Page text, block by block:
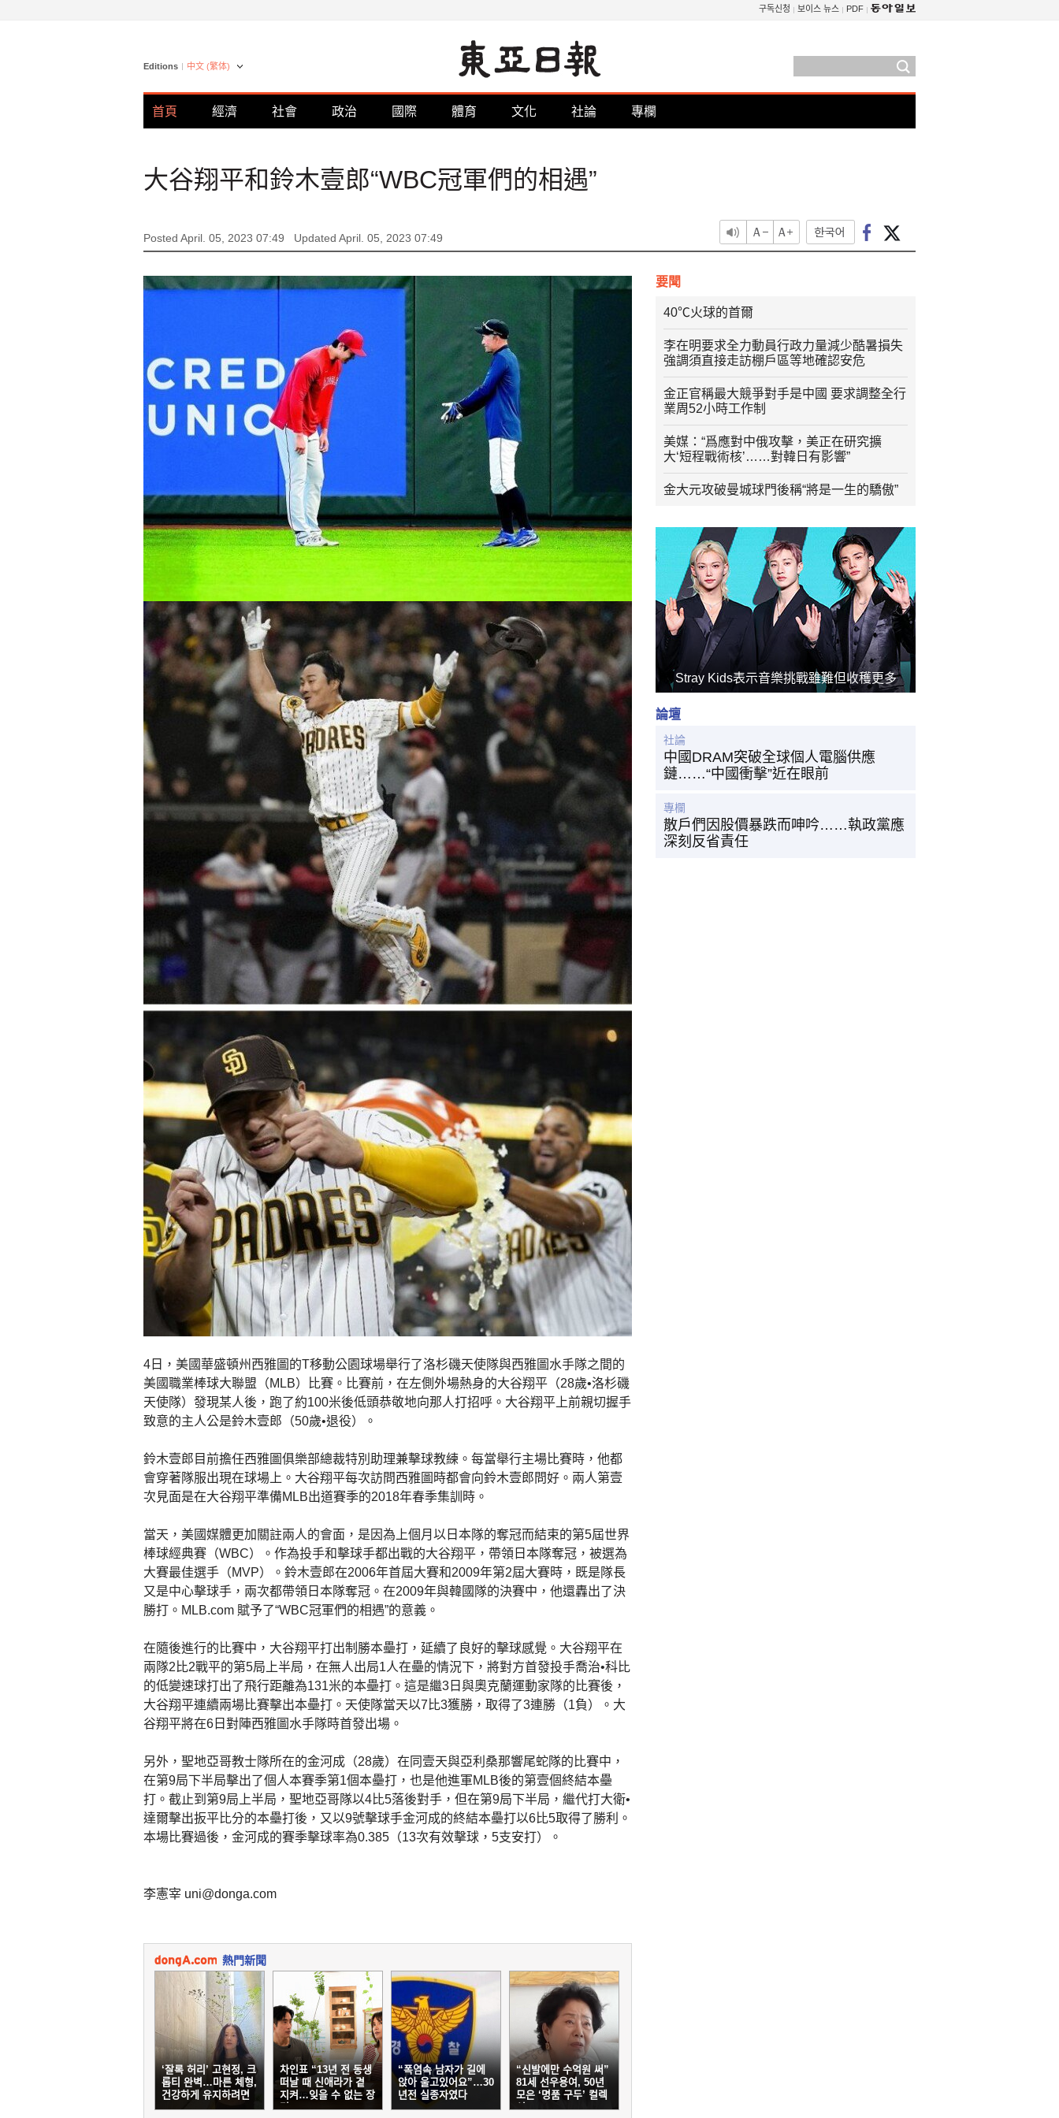
구독신청 보이스 뉴스 PDF
Editions 中文 (繁体)
首頁 經濟 社會 政治 國際 體育 文化 社論 專欄
大谷翔平和鈴木壹郎“WBC冠軍們的相遇”
Posted April. 05, 2023 07:49 Updated April. 05, 2023 07:49
4日，美國華盛頓州西雅圖的T移動公園球場舉行了洛杉磯天使隊與西雅圖水手隊之間的
美國職業棒球大聯盟（MLB）比賽。比賽前，在左側外場熱身的大谷翔平（28歲•洛杉磯
天使隊）發現某人後，跑了約100米後低頭恭敬地向那人打招呼。大谷翔平上前親切握手
致意的主人公是鈴木壹郎（50歲•退役）。
鈴木壹郎目前擔任西雅圖俱樂部總裁特別助理兼擊球教練。每當舉行主場比賽時，他都
會穿著隊服出現在球場上。大谷翔平每次訪問西雅圖時都會向鈴木壹郎問好。兩人第壹
次見面是在大谷翔平準備MLB出道賽季的2018年春季集訓時。
當天，美國媒體更加關註兩人的會面，是因為上個月以日本隊的奪冠而結束的第5屆世界
棒球經典賽（WBC）。作為投手和擊球手都出戰的大谷翔平，帶領日本隊奪冠，被選為
大賽最佳選手（MVP）。鈴木壹郎在2006年首屆大賽和2009年第2屆大賽時，既是隊長
又是中心擊球手，兩次都帶領日本隊奪冠。在2009年與韓國隊的決賽中，他還轟出了決
勝打。MLB.com 賦予了“WBC冠軍們的相遇”的意義。
在隨後進行的比賽中，大谷翔平打出制勝本壘打，延續了良好的擊球感覺。大谷翔平在
兩隊2比2戰平的第5局上半局，在無人出局1人在壘的情況下，將對方首發投手喬治•科比
的低變速球打出了飛行距離為131米的本壘打。這是繼3日與奧克蘭運動家隊的比賽後，
大谷翔平連續兩場比賽擊出本壘打。天使隊當天以7比3獲勝，取得了3連勝（1負）。大
谷翔平將在6日對陣西雅圖水手隊時首發出場。
另外，聖地亞哥教士隊所在的金河成（28歲）在同壹天與亞利桑那響尾蛇隊的比賽中，
在第9局下半局擊出了個人本賽季第1個本壘打，也是他進軍MLB後的第壹個終結本壘
打。截止到第9局上半局，聖地亞哥隊以4比5落後對手，但在第9局下半局，繼代打大衛•
達爾擊出扳平比分的本壘打後，又以9號擊球手金河成的終結本壘打以6比5取得了勝利。
本場比賽過後，金河成的賽季擊球率為0.385（13次有效擊球，5支安打）。
李憲宰 uni@donga.com
熱門新聞
‘잘록 허리’ 고현정, 크
롭티 완벽…마른 체형,
건강하게 유지하려면
차인표 “13년 전 동생
떠날 때 신애라가 곁
지켜…잊을 수 없는 장
면”
“폭염속 남자가 길에
앉아 울고있어요”…30
년전 실종자였다
“신발에만 수억원 써”
81세 선우용여, 50년
모은 ‘명품 구두’ 컬렉
션
要聞
40℃火球的首爾
李在明要求全力動員行政力量減少酷暑損失
強調須直接走訪棚戶區等地確認安危
金正官稱最大競爭對手是中國 要求調整全行
業周52小時工作制
美媒：“爲應對中俄攻擊，美正在研究擴
大‘短程戰術核’……對韓日有影響”
金大元攻破曼城球門後稱“將是一生的驕傲”
Stray Kids表示音樂挑戰雖難但收穫更多
論壇
社論
中國DRAM突破全球個人電腦供應
鏈……“中國衝擊”近在眼前
專欄
散戶們因股價暴跌而呻吟……執政黨應
深刻反省責任